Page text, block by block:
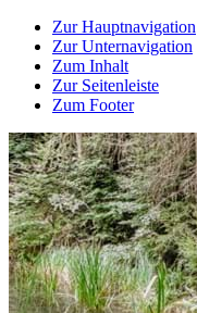
Zur Hauptnavigation
Zur Unternavigation
Zum Inhalt
Zur Seitenleiste
Zum Footer